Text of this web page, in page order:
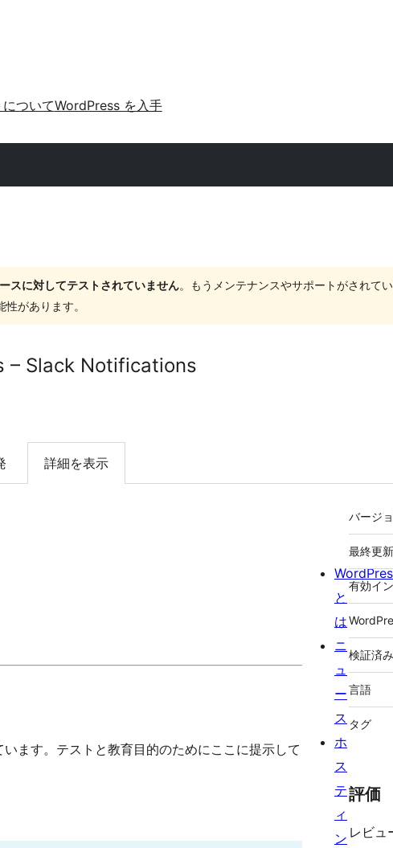
ついてWordPress を入手
スに対してテストされていません。もうメンテナンスやサポートがされて
があります。
– Slack Notifications
詳細を表示
ます。テストと教育目的のためにここに提示して
メ
タ
バージ
最終更
有効イ
検証済
言語
タグ
評価
レビュ
と
は
ニ
ュ
ー
ス
ホ
ス
テ
ィ
ン